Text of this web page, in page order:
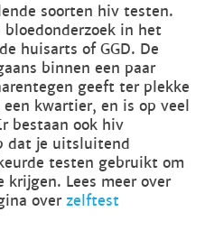
soorten hiv testen.
bloedonderzoek in het
huisarts of GGD. De
binnen een paar
geeft ter plekke
kwartier, en is op veel
bestaan ook hiv
dat je uitsluitend
testen gebruikt om
Lees meer over
overzelftest